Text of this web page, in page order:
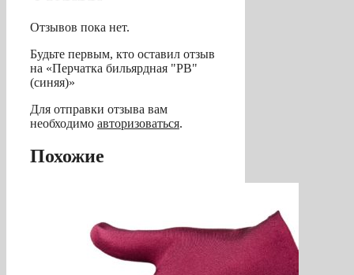
Отзывов пока нет.
Будьте первым, кто оставил отзыв
на «Перчатка бильярдная "PB"
(синяя)»
Для отправки отзыва вам
необходимо авторизоваться.
Похожие